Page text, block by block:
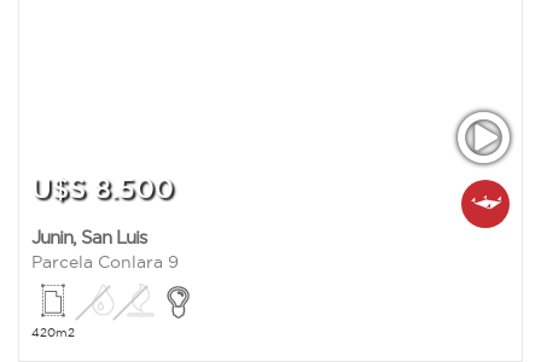
U$S 8.500
Junin, San Luis
Parcela Conlara 9
420m2